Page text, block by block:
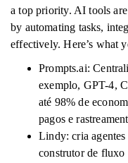
a top priority. AI tools
by automating tasks,
effectively. Here’s what
Prompts.ai:
exemplo, GPT-4,
até 98% de
pagos e
Lindy: cria
construtor de fluxo